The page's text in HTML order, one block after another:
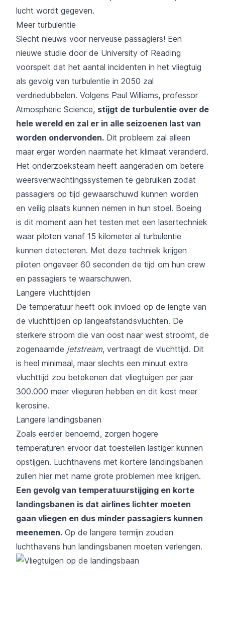
lucht wordt gegeven.
Meer turbulentie
Slecht nieuws voor nerveuse passagiers! Een
nieuwe studie door de University of Reading
voorspelt dat het aantal incidenten in het vliegtuig
als gevolg van turbulentie in 2050 zal
verdriedubbelen. Volgens Paul Williams, professor
Atmospheric Science, stijgt de turbulentie over de
hele wereld en zal er in alle seizoenen last van
worden ondervonden. Dit probleem zal alleen
maar erger worden naarmate het klimaat veranderd.
Het onderzoeksteam heeft aangeraden om betere
weersverwachtingssystemen te gebruiken zodat
passagiers op tijd gewaarschuwd kunnen worden
en veilig plaats kunnen nemen in hun stoel. Boeing
is dit moment aan het testen met een lasertechniek
waar piloten vanaf 15 kilometer al turbulentie
kunnen detecteren. Met deze techniek krijgen
piloten ongeveer 60 seconden de tijd om hun crew
en passagiers te waarschuwen.
Langere vluchttijden
De temperatuur heeft ook invloed op de lengte van
de vluchttijden op langeafstandsvluchten. De
sterkere stroom die van oost naar west stroomt, de
zogenaamde jetstream, vertraagt de vluchttijd. Dit
is heel minimaal, maar slechts een minuut extra
vluchttijd zou betekenen dat vliegtuigen per jaar
300.000 meer vlieguren hebben en dit kost meer
kerosine.
Langere landingsbanen
Zoals eerder benoemd, zorgen hogere
temperaturen ervoor dat toestellen lastiger kunnen
opstijgen. Luchthavens met kortere landingsbanen
zullen hier met name grote problemen mee krijgen.
Een gevolg van temperatuurstijging en korte
landingsbanen is dat airlines lichter moeten
gaan vliegen en dus minder passagiers kunnen
meenemen. Op de langere termijn zouden
luchthavens hun landingsbanen moeten verlengen.